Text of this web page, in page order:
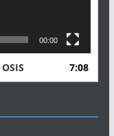
00:00
7:08